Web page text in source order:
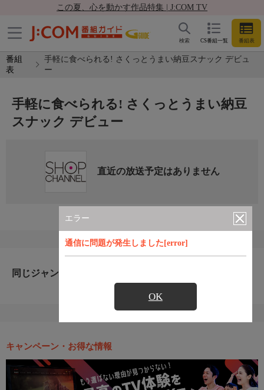
この夏、心を動かす作品特集 | J:COM TV
CS番組一覧 番組表
検索
番組
表
手軽に食べられる! さくっとうまい納豆スナック デビュ
ー
エラー
通信に問題が発生しました[error]
OK
手軽に食べられる! さくっとうまい納豆
スナック デビュー
直近の放送予定はありません
同じジャンルのおすすめ番組
キャンペーン・お得な情報